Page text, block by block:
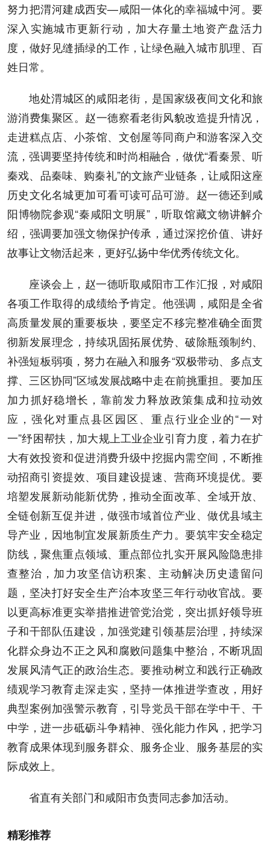
努力把渭河建成西安—咸阳一体化的幸福城中河。要
深入实施城市更新行动，加大存量土地资产盘活力
度，做好见缝插绿的工作，让绿色融入城市肌理、百
姓日常。
地处渭城区的咸阳老街，是国家级夜间文化和旅
游消费集聚区。赵一德察看老街风貌改造提升情况，
走进糕点店、小茶馆、文创屋等同商户和游客深入交
流，强调要坚持传统和时尚相融合，做优“看秦景、听
秦戏、品秦味、购秦礼”的文旅产业链条，让咸阳这座
历史文化名城更加可看可读可品可游。赵一德还到咸
阳博物院参观“秦咸阳文明展”，听取馆藏文物讲解介
绍，强调要加强文物保护传承，通过深挖价值、讲好
故事让文物活起来，更好弘扬中华优秀传统文化。
座谈会上，赵一德听取咸阳市工作汇报，对咸阳
各项工作取得的成绩给予肯定。他强调，咸阳是全省
高质量发展的重要板块，要坚定不移完整准确全面贯
彻新发展理念，持续巩固拓展优势、破除瓶颈制约、
补强短板弱项，努力在融入和服务“双极带动、多点支
撑、三区协同”区域发展战略中走在前挑重担。要加压
加力抓好稳增长，靠前发力释放政策集成和拉动效
应，强化对重点县区园区、重点行业企业的“一对
一”纾困帮扶，加大规上工业企业引育力度，着力在扩
大有效投资和促进消费升级中挖掘内需空间，不断推
动招商引资提效、项目建设提速、营商环境提优。要
培塑发展新动能新优势，推动全面改革、全域开放、
全链创新互促并进，做强市域首位产业、做优县域主
导产业，因地制宜发展新质生产力。要筑牢安全稳定
防线，聚焦重点领域、重点部位扎实开展风险隐患排
查整治，加力攻坚信访积案、主动解决历史遗留问
题，坚决打好安全生产治本攻坚三年行动收官战。要
以更高标准更实举措推进管党治党，突出抓好领导班
子和干部队伍建设，加强党建引领基层治理，持续深
化群众身边不正之风和腐败问题集中整治，不断巩固
发展风清气正的政治生态。要推动树立和践行正确政
绩观学习教育走深走实，坚持一体推进学查改，用好
典型案例加强警示教育，引导党员干部在学中干、干
中学，进一步砥砺斗争精神、强化能力作风，把学习
教育成果体现到服务群众、服务企业、服务基层的实
际成效上。
省直有关部门和咸阳市负责同志参加活动。
精彩推荐